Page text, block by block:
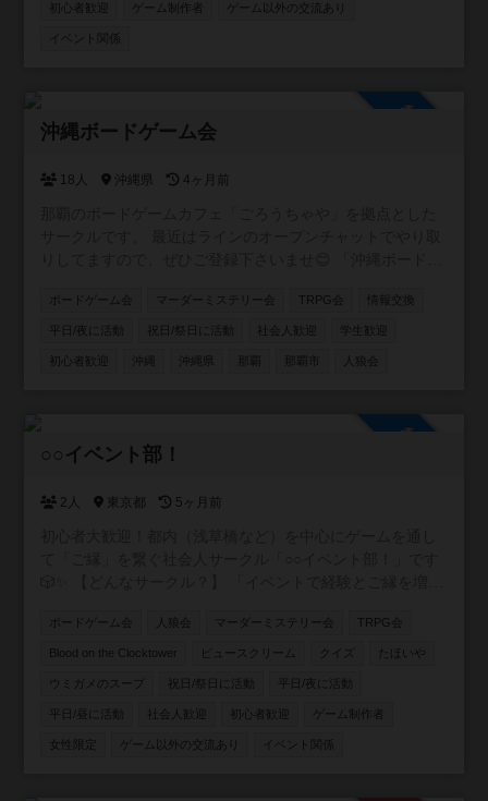
ます！ • フレンドリーな雰囲気で、友達作りにも最適🎉
初心者歓迎 ゲーム制作者 ゲーム以外の交流あり
イベント関係
沖縄ボードゲーム会
18人 沖縄県 4ヶ月前
ードゲームに興味を持ち始めた方 ・重ゲーが大好きな方 ・
大人数で遊べる環境ではない方 ・いろいろなゲームを遊び
ボードゲーム会 マーダーミステリー会 TRPG会 情報交換
平日/夜に活動 祝日/祭日に活動 社会人歓迎 学生歓迎
初心者歓迎 沖縄 沖縄県 那覇市 人狼会
○○イベント部！
2人 東京都 5ヶ月前
ンテンツを通じた友達作りができる温かい環境を提供して
います。 【主な活動内容】 🎲四ツ谷、板橋、押上、表参
会も！ 🔍マーダーミステリーや謎解き、推理ゲーム、
TRPGの会も開催中！ 🐺 次世代推理ゲーム「Blood on the
ボードゲーム会 人狼会 マーダーミステリー会 TRPG会
Blood on the Clocktower ビュースクリーム クイズ たほいや
ウミガメのスープ 祝日/祭日に活動 平日/夜に活動
平日/昼に活動 社会人歓迎 初心者歓迎 ゲーム制作者
女性限定 ゲーム以外の交流あり イベント関係